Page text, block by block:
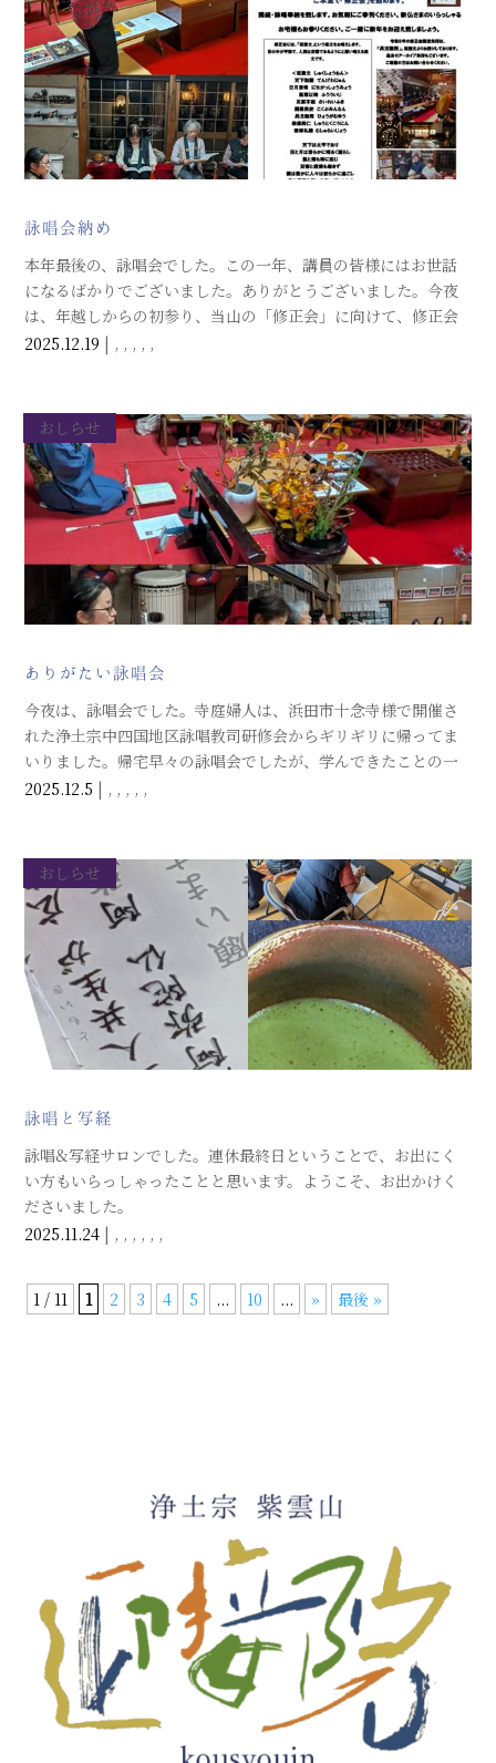
詠唱会納め
2025.12.19 | , , , , ,
本年最後の、詠唱会でした。この一年、講員の皆様にはお世話
になるばかりでございました。ありがとうございました。今夜
は、年越しからの初参り、当山の「修正会」に向けて、修正会
和讃をお唱えしました。座ったままでの舞にも取り組み、身体
ありがたい詠唱会
2025.12.5 |
おしらせ
, , , , ,
今夜は、詠唱会でした。寺庭婦人は、浜田市十念寺様で開催さ
れた浄土宗中四国地区詠唱教司研修会からギリギリに帰ってま
いりました。帰宅早々の詠唱会でしたが、学んできたことの一
端を紹介しながら、自坊での詠唱会を喜んでおりました。
詠唱と写経
2025.11.24 |
おしらせ
, , , , , ,
詠唱&写経サロンでした。連休最終日ということで、お出にく
い方もいらっしゃったことと思います。ようこそ、お出かけく
ださいました。
1 / 11 1 2 3 4 5 ... 10 ... » 最後 »